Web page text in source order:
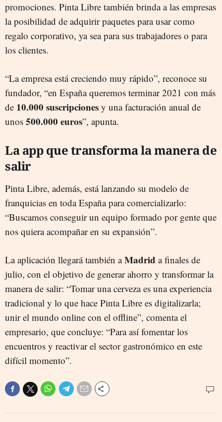
promociones. Pinta Libre también brinda a las empresas
la posibilidad de adquirir paquetes para usar como
regalo corporativo, ya sea para sus trabajadores o para
los clientes.
“La empresa está creciendo muy rápido”, reconoce su
fundador, “en España queremos terminar 2021 con más
de 10.000 suscripciones y una facturación anual de
unos 500.000 euros”, apunta.
La app que transforma la manera de
salir
Pinta Libre, además, está lanzando su modelo de
franquicias en toda España para comercializarlo:
“Buscamos conseguir un equipo formado por gente que
nos quiera acompañar en su expansión”.
La aplicación llegará también aMadrid a finales de
julio, con el objetivo de generar ahorro y transformar la
manera de salir: “Tomar una cerveza es una experiencia
tradicional y lo que hace Pinta Libre es digitalizarla;
unir el mundo online con el offline”, comenta el
empresario, que concluye: “Para así fomentar los
encuentros y reactivar el sector gastronómico en este
difícil momento”.